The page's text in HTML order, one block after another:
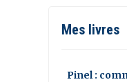
Mes livres
Pinel :